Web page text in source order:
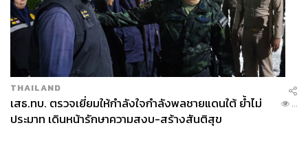
THAILAND
เสธ.ทบ. ตรวจเยี่ยมให้กำลังใจกำลังพลชายแดนใต้ ย้ำไม่
ประมาท เดินหน้ารักษาความสงบ-สร้างสันติสุข
...